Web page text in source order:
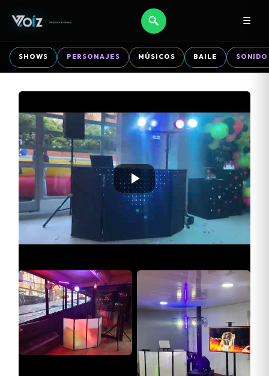
☰
SHOWS PERSONAJES MÚSICOS BAILE SONIDO